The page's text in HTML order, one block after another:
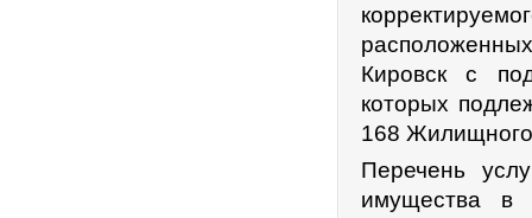
Кировск с
которых
168 Жилищного
Перечень
имущества в